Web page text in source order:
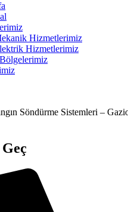
Hizmetlerimiz
Hizmetlerimiz
Söndürme Sistemleri –